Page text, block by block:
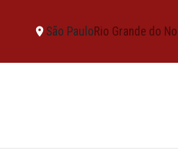
São PauloRio Grande do